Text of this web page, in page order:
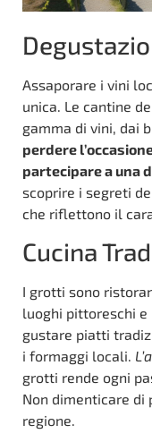
Assaporare i vini
unica. Le cantine
gamma di vini, dai
perdere
partecipare a una
scoprire i segreti
che riflettono il
Cucina
I grotti sono
luoghi pittoreschi e
gustare piatti
i formaggi locali.
grotti rende ogni
Non dimenticare di
regione.